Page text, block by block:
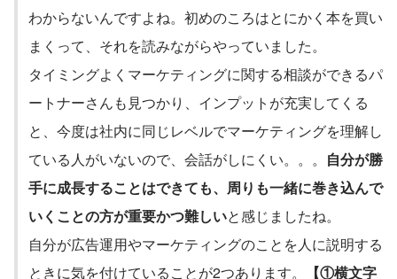
わからないんですよね。初めのころはとにかく本を買い
まくって、それを読みながらやっていました。
タイミングよくマーケティングに関する相談ができるパ
ートナーさんも見つかり、インプットが充実してくる
と、今度は社内に同じレベルでマーケティングを理解し
ている人がいないので、会話がしにくい。。。 自分が勝
手に成長することはできても、周りも一緒に巻き込んで
いくことの方が重要かつ難しいと感じましたね。
自分が広告運用やマーケティングのことを人に説明する
ときに気を付けていることが2つあります。
【①横文字